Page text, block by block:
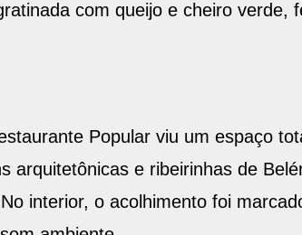
com queijo e cheiro verde,
Popular viu um espaço
arquitetônicas e ribeirinhas de
interior, o acolhimento foi